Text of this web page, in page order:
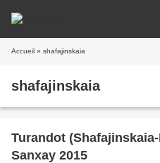
Accueil » shafajinskaia
shafajinskaia
Turandot
Sanxay 2015